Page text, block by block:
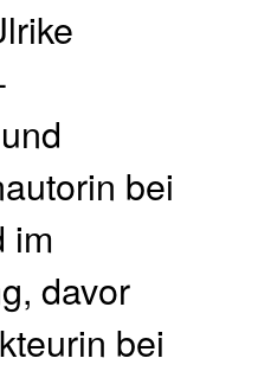
bei
im
davor
bei